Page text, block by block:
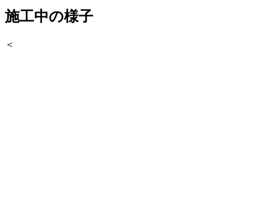
施工中の様子
＜